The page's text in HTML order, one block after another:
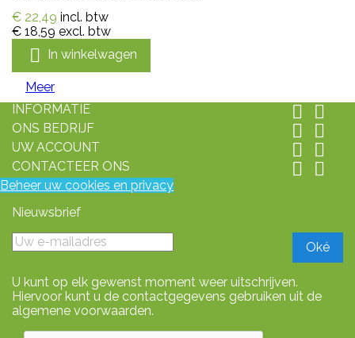
€ 22,49 incl. btw
€ 18,59 excl. btw
 In winkelwagen
Meer
INFORMATIE
 
ONS BEDRIJF  
UW ACCOUNT  
CONTACTEER ONS  
Beheer uw cookies en privacy
Nieuwsbrief
U kunt op elk gewenst moment weer uitschrijven.
Hiervoor kunt u de contactgegevens gebruiken uit de
algemene voorwaarden.